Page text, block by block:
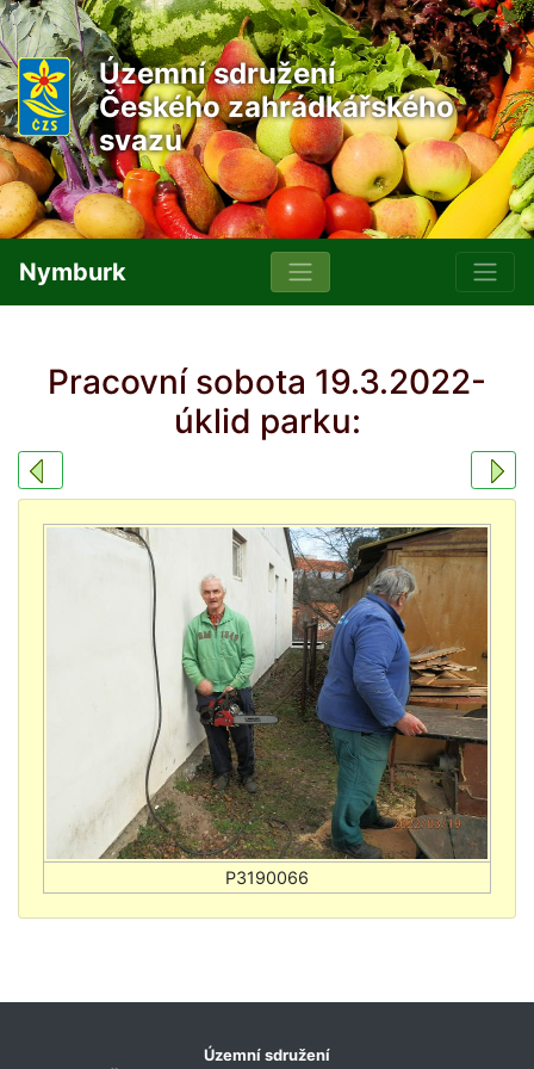
Územní sdružení
Českého zahrádkářského
svazu
Nymburk
Pracovní sobota 19.3.2022-
úklid parku:
Územní sdružení